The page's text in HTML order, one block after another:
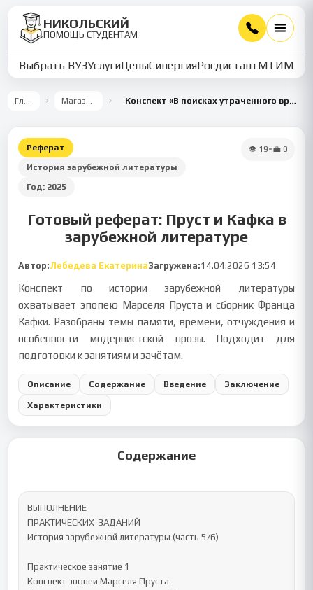
НИКОЛЬСКИЙ
ПОМОЩЬ СТУДЕНТАМ
Выбрать ВУЗУслугиЦеныСинергияРосдистантМТИММУ
Главная Магазин работ Конспект «В поисках утраченного времени» и «Созерцания»
Реферат
История зарубежной литературы
Год: 2025
👁 19•💼 0
Готовый реферат: Пруст и Кафка в
зарубежной литературе
Автор:Лебедева ЕкатеринаЗагружена:14.04.2026 13:54
Конспект по истории зарубежной литературы
охватывает эпопею Марселя Пруста и сборник Франца
Кафки. Разобраны темы памяти, времени, отчуждения и
особенности модернистской прозы. Подходит для
подготовки к занятиям и зачётам.
Описание Содержание Введение Заключение
Характеристики
Содержание
ВЫПОЛНЕНИЕ
ПРАКТИЧЕСКИХ  ЗАДАНИЙ
История зарубежной литературы (часть 5/6)
Практическое занятие 1
Конспект эпопеи Марселя Пруста